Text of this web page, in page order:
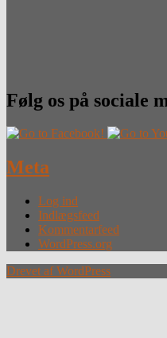
Følg os på sociale
Meta
Log ind
Indlægsfeed
Kommentarfeed
WordPress.org
Drevet af WordPress